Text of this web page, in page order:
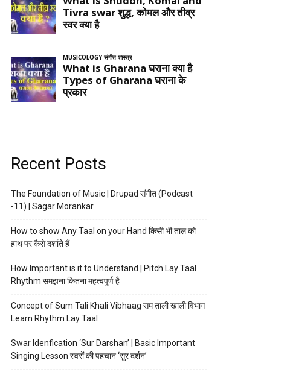
Recent Posts
The Foundation of Music | Drupad संगीत (Podcast
-11) | Sagar Morankar
How to show Any Taal on your Hand किसी भी ताल को
हाथ पर कैसे दर्शाते हैं
How Important is it to Understand | Pitch Lay Taal
Rhythm समझना कितना महत्वपूर्ण है
Concept of Sum Tali Khali Vibhaag सम ताली खाली विभाग
Learn Rhythm Lay Taal
Swar Idenfication ‘Sur Darshan’ | Basic Important
Singing Lesson स्वरों की पहचान ‘सुर दर्शन’